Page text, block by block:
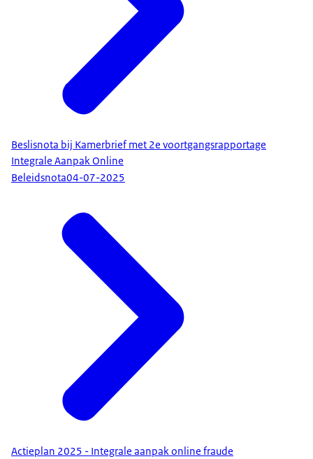
Beslisnota bij Kamerbrief met 2e voortgangsrapportage
Integrale Aanpak Online
Beleidsnota04-07-2025
Actieplan 2025 - Integrale aanpak online fraude